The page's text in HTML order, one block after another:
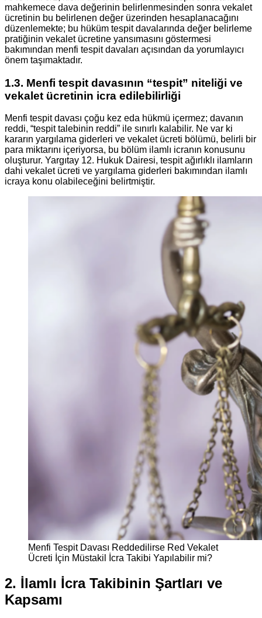
mahkemece dava değerinin belirlenmesinden sonra vekalet
ücretinin bu belirlenen değer üzerinden hesaplanacağını
düzenlemekte; bu hüküm tespit davalarında değer belirleme
pratiğinin vekalet ücretine yansımasını göstermesi
bakımından menfi tespit davaları açısından da yorumlayıcı
önem taşımaktadır.
1.3. Menfi tespit davasının “tespit” niteliği ve
vekalet ücretinin icra edilebilirliği
Menfi tespit davası çoğu kez eda hükmü içermez; davanın
reddi, “tespit talebinin reddi” ile sınırlı kalabilir. Ne var ki
kararın yargılama giderleri ve vekalet ücreti bölümü, belirli bir
para miktarını içeriyorsa, bu bölüm ilamlı icranın konusunu
oluşturur. Yargıtay 12. Hukuk Dairesi, tespit ağırlıklı ilamların
dahi vekalet ücreti ve yargılama giderleri bakımından ilamlı
icraya konu olabileceğini belirtmiştir.
Menfi Tespit Davası Reddedilirse Red Vekalet
Ücreti İçin Müstakil İcra Takibi Yapılabilir mi?
2. İlamlı İcra Takibinin Şartları ve
Kapsamı